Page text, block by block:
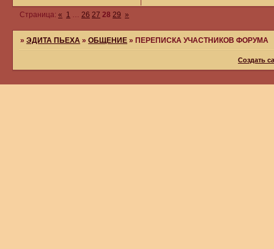
Страница:« 1 … 26 27 28 29 »
»ЭДИТА ПЬЕХА »ОБЩЕНИЕ » ПЕРЕПИСКА УЧАСТНИКОВ ФОРУМА
Создать